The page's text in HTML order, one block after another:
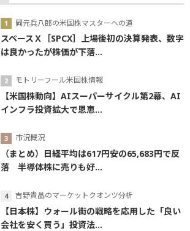
岡元兵八郎の米国株マスターへの道
スペースＸ［SPCX］上場後初の決算発表、数字
は良かったが株価が下落...
モトリーフール米国株情報
【米国株動向】AIスーパーサイクル第2幕、AI
インフラ投資拡大で恩恵...
市況概況
（まとめ）日経平均は617円安の65,683円で反
落 半導体株に売りも好...
吉野貴晶のマーケットクオンツ分析
【日本株】ウォール街の戦略を応用した「良い
会社を安く買う」投資法...